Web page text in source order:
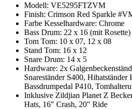
Modell: VE5295FTZVM
Finish: Crimson Red Sparkle
Farbe Kesselhardware: Chrome
Bass Drum: 22 x 16 (mit Rosette)
Tom Tom: 10 x 07, 12 x 08
Stand Tom: 16 x 12
Snare Drum: 14 x 5
Hardware: 2x
Snareständer S400,
Bassdrumpedal P410,
Inklusive Zildjian Planet Z
Hats, 16" Crash, 20" Ride